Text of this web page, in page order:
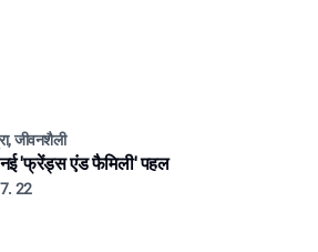
जीवनशैली
'फ्रेंड्स एंड फैमिली' पहल
22